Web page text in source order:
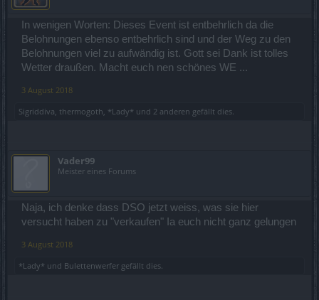
In wenigen Worten: Dieses Event ist entbehrlich da die
Belohnungen ebenso entbehrlich sind und der Weg zu den
Belohnungen viel zu aufwändig ist. Gott sei Dank ist tolles
Wetter draußen. Macht euch nen schönes WE ...
3 August 2018
Sigriddiva, thermogoth, *Lady* und 2 anderen gefällt dies.
Vader99
Meister eines Forums
Naja, ich denke dass DSO jetzt weiss, was sie hier
versucht haben zu "verkaufen" Ia euch nicht ganz gelungen
3 August 2018
*Lady* und Bulettenwerfer gefällt dies.